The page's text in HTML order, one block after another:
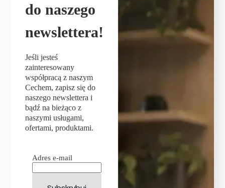
do naszego
newslettera!
Jeśli jesteś
zainteresowany
współpracą z naszym
Cechem, zapisz się do
naszego newslettera i
bądź na bieżąco z
naszymi usługami,
ofertami, produktami.
Adres e-mail